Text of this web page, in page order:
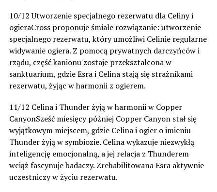
10/12 Utworzenie specjalnego rezerwatu dla Celiny i
ogieraCross proponuje śmiałe rozwiązanie: utworzenie
specjalnego rezerwatu, który umożliwi Celinie regularne
widywanie ogiera. Z pomocą prywatnych darczyńców i
rządu, część kanionu zostaje przekształcona w
sanktuarium, gdzie Esra i Celina stają się strażnikami
rezerwatu, żyjąc w harmonii z ogierem.
11/12 Celina i Thunder żyją w harmonii w Copper
CanyonSześć miesięcy później Copper Canyon stał się
wyjątkowym miejscem, gdzie Celina i ogier o imieniu
Thunder żyją w symbiozie. Celina wykazuje niezwykłą
inteligencję emocjonalną, a jej relacja z Thunderem
wciąż fascynuje badaczy. Zrehabilitowana Esra aktywnie
uczestniczy w życiu rezerwatu.